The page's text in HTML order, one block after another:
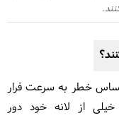
خطر به سرعت فرار
خیلی از لانه خود دور